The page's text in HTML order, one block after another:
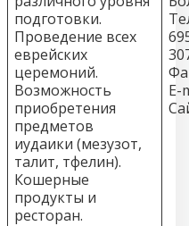
подготовки.
Проведение всех
еврейских
церемоний.
Возможность
приобретения
предметов
иудаики (мезузот,
талит, тфелин).
Кошерные
продукты и
ресторан.
E-